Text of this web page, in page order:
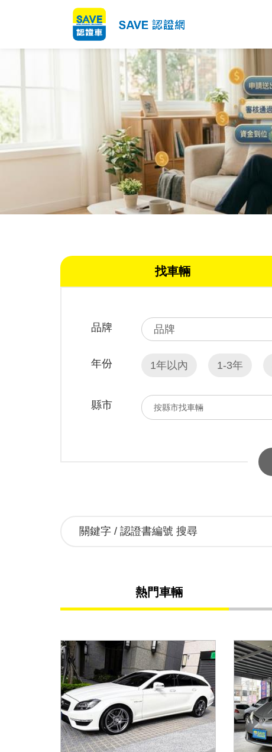
找車輛
品牌
年份 1年以內 1-3年
縣市 按縣市找車輛
熱門車輛